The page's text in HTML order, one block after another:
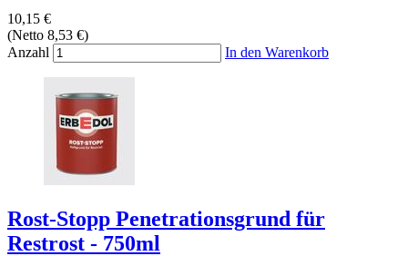
10,15 €
(Netto 8,53 €)
Anzahl
In den Warenkorb
Rost-Stopp Penetrationsgrund für
Restrost - 750ml